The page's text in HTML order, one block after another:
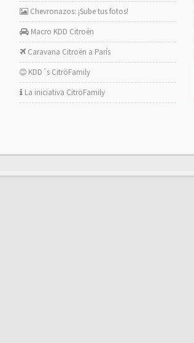
Chevronazos: ¡Sube tus fotos!
Macro KDD Citroën
Caravana Citroën a París
KDD´s CitröFamily
La iniciativa CitröFamily